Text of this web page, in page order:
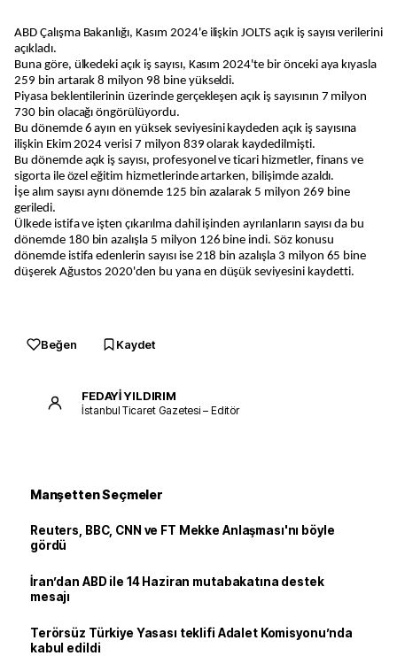
ABD Çalışma Bakanlığı, Kasım 2024'e ilişkin JOLTS açık iş sayısı verilerini
açıkladı.
Buna göre, ülkedeki açık iş sayısı, Kasım 2024'te bir önceki aya kıyasla
259 bin artarak 8 milyon 98 bine yükseldi.
Piyasa beklentilerinin üzerinde gerçekleşen açık iş sayısının 7 milyon
730 bin olacağı öngörülüyordu.
Bu dönemde 6 ayın en yüksek seviyesini kaydeden açık iş sayısına
ilişkin Ekim 2024 verisi 7 milyon 839 olarak kaydedilmişti.
Bu dönemde açık iş sayısı, profesyonel ve ticari hizmetler, finans ve
sigorta ile özel eğitim hizmetlerinde artarken, bilişimde azaldı.
İşe alım sayısı aynı dönemde 125 bin azalarak 5 milyon 269 bine
geriledi.
Ülkede istifa ve işten çıkarılma dahil işinden ayrılanların sayısı da bu
dönemde 180 bin azalışla 5 milyon 126 bine indi. Söz konusu
dönemde istifa edenlerin sayısı ise 218 bin azalışla 3 milyon 65 bine
düşerek Ağustos 2020'den bu yana en düşük seviyesini kaydetti.
Beğen Kaydet
FEDAYİ YILDIRIM
İstanbul Ticaret Gazetesi – Editör
Manşetten Seçmeler
Reuters, BBC, CNN ve FT Mekke Anlaşması'nı böyle
gördü
İran’dan ABD ile 14 Haziran mutabakatına destek
mesajı
Terörsüz Türkiye Yasası teklifi Adalet Komisyonu’nda
kabul edildi